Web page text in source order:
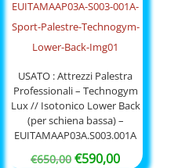
USATO : Attrezzi Palestra
Professionali – Technogym
Lux // Isotonico Lower Back
(per schiena bassa) –
EUITAMAAP03A.S003.001A
€650,00 Il
€590,00Il